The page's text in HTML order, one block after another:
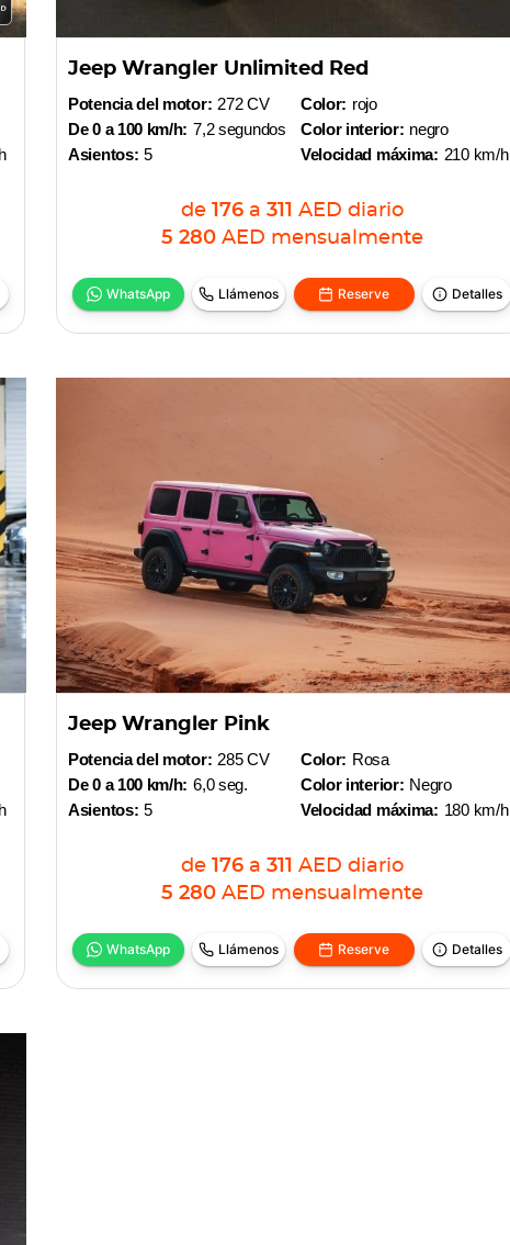
Jeep Wrangler Unlimited Red
Potencia del motor: 272 CV
De 0 a 100 km/h: 7,2 segundos
Asientos: 5
Color: rojo
Color interior: negro
Velocidad máxima: 210 km/h
de 176 a 311 AED diario
5 280 AED mensualmente
WhatsApp Llámenos Reserve Detalles
Jeep Wrangler Pink
Potencia del motor: 285 CV
De 0 a 100 km/h: 6,0 seg.
Asientos: 5
Color: Rosa
Color interior: Negro
Velocidad máxima: 180 km/h
de 176 a 311 AED diario
5 280 AED mensualmente
WhatsApp Llámenos Reserve Detalles